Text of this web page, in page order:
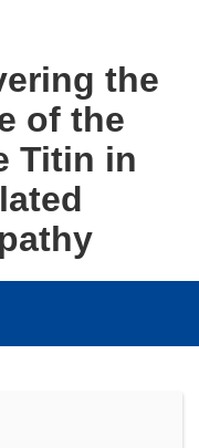
the
of the
Titin in